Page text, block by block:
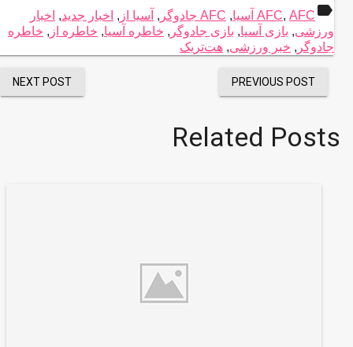
label
AFC, AFC آسیا , AFC جادوگر , آسیا از , اخبار جدید, اخبار
ورزشی, بازی آسیا, بازی جادوگر , خاطره آسیا, خاطره از , خاطره
جادوگر , خبر ورزشی, هت‌تریک
PREVIOUS POST
NEXT POST
Related Posts